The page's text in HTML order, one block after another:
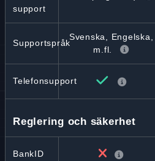
support
Supportspråk
Svenska, Engelska,
m.fl.
Telefonsupport
Reglering och säkerhet
BankID